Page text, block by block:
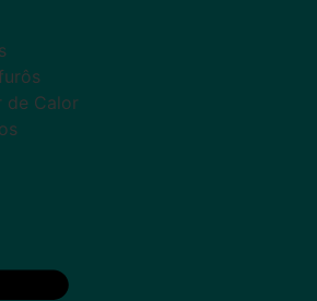
de Calor